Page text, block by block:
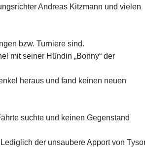
Andreas Kitzmann und vielen
bzw. Turniere sind.
mit seiner Hündin „Bonny“ der
heraus und fand keinen neuen
suchte und keinen Gegenstand
der unsaubere Apport von